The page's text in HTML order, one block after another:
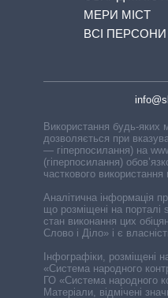
МЕРИ МІСТ
ВСІ ПЕРСОНИ
Використання будь-яких
дозволяється при
— гіперпосилання) на
(гіперпосилання)
часткового використання
Аналітична інформація
що розміщені на порталі
стан виконання цих
Слово і Діло» і є
Інфографіки, розміщені
«Система народного
ГО «Система народного
Матеріали, відмічені